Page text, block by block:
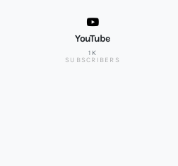
YouTube
1K
SUBSCRIBERS